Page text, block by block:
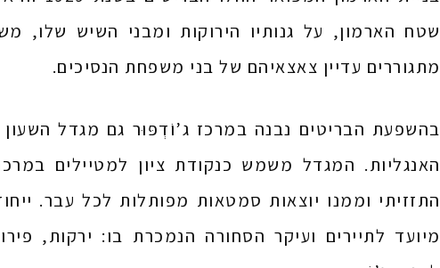
שטח הארמון, על גנותיו הירוקות ומבני השיש שלו,
מתגוררים עדיין צאצאיהם של בני משפחת הנסיכים.
בהשפעת הבריטים נבנה במרכז ג’וֹדְפּוּר גם מגדל השעון
האנגליות. המגדל משמש כנקודת ציון למטיילים
התזזיתי וממנו יוצאות סמטאות מפותלות לכל עבר.
מיועד לתיירים ועיקר הסחורה הנמכרת בו: ירקות,